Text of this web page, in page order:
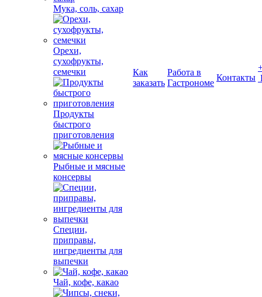
Мука, соль, сахар
Орехи,
сухофрукты,
семечки
Продукты
быстрого
приготовления
Рыбные и мясные
консервы
Специи,
приправы,
ингредиенты для
выпечки
Чай, кофе, какао
Как
заказать
Работа в
Гастрономе
Контакты